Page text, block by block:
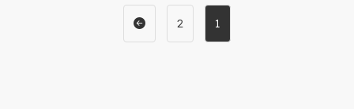
1
2